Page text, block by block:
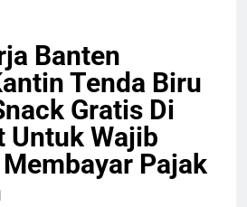
Banten
Tenda Biru
Gratis Di
Untuk Wajib
Pajak